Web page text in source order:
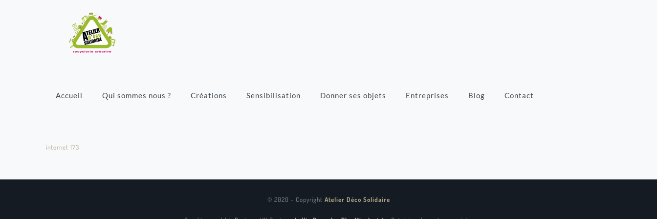
Accueil Qui sommes nous ? Créations Sensibilisation Donner ses objets Entreprises Blog Contact
internet 173
© 2020 - Copyright Atelier Déco Solidaire